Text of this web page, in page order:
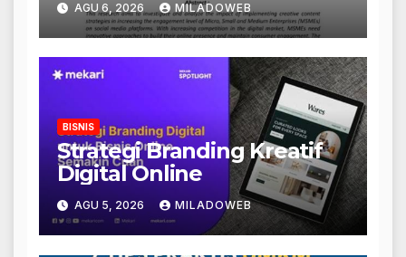
AGU 6, 2026 MILADOWEB
BISNIS
Strategi Branding Kreatif
Digital Online
AGU 5, 2026 MILADOWEB